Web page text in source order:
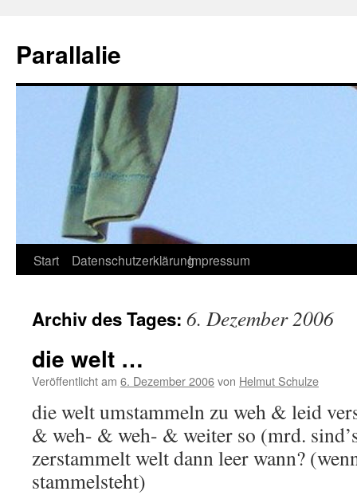
springen
Parallalie
Start DatenschutzerklärungImpressum
Archiv des Tages: 6. Dezember 2006
die welt …
Veröffentlicht am 6. Dezember 2006von Helmut Schulze
die welt umstammeln zu weh & leid
& weh- & weh- & weiter so (mrd.
zerstammelt welt dann leer wann?
stammelsteht)